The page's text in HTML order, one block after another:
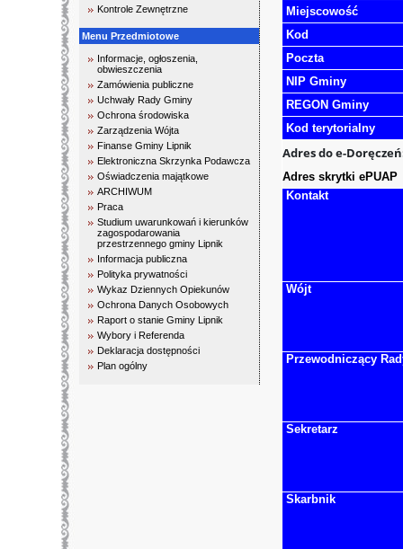
Kontrole Zewnętrzne
Menu Przedmiotowe
Informacje, ogłoszenia,
obwieszczenia
Zamówienia publiczne
Uchwały Rady Gminy
Ochrona środowiska
Zarządzenia Wójta
Finanse Gminy Lipnik
Elektroniczna Skrzynka Podawcza
Oświadczenia majątkowe
ARCHIWUM
Praca
Studium uwarunkowań i kierunków
zagospodarowania
przestrzennego gminy Lipnik
Informacja publiczna
Polityka prywatności
Wykaz Dziennych Opiekunów
Ochrona Danych Osobowych
Raport o stanie Gminy Lipnik
Wybory i Referenda
Deklaracja dostępności
Plan ogólny
Miejscowość
Kod
Poczta
NIP Gminy
REGON Gminy
Kod terytorialny
Adres do e-
Adres skrytki ePUAP
Kontakt
Wójt
Przewodniczący
Sekretarz
Skarbnik